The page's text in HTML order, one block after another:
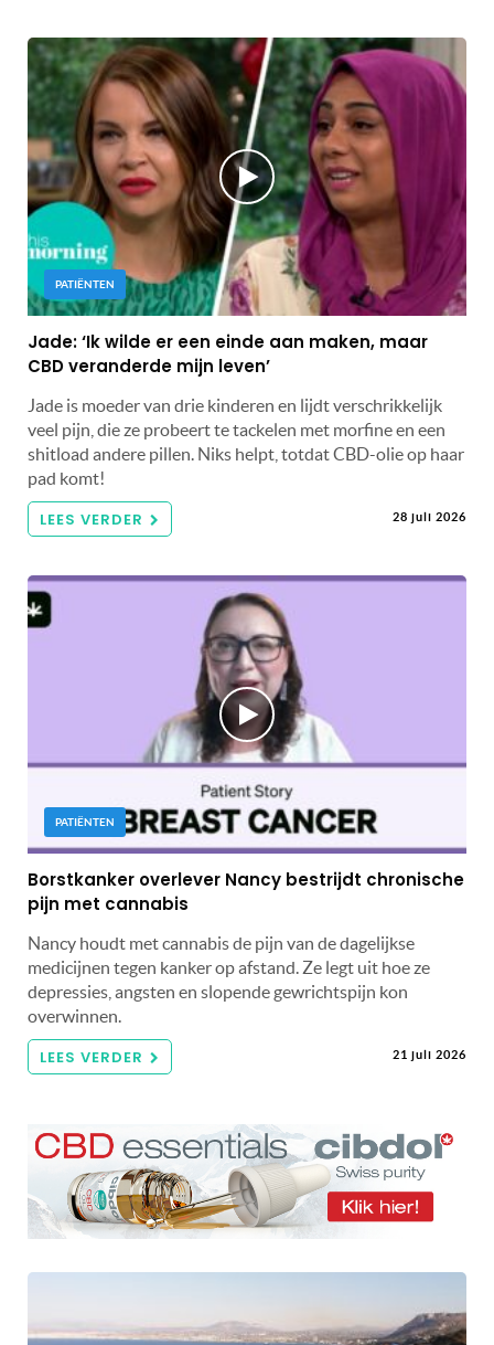
PATIËNTEN
Jade: ‘Ik wilde er een einde aan maken, maar
CBD veranderde mijn leven’
Jade is moeder van drie kinderen en lijdt verschrikkelijk
veel pijn, die ze probeert te tackelen met morfine en een
shitload andere pillen. Niks helpt, totdat CBD-olie op haar
pad komt!
LEES VERDER 28 juli 2026
PATIËNTEN
Borstkanker overlever Nancy bestrijdt chronische
pijn met cannabis
Nancy houdt met cannabis de pijn van de dagelijkse
medicijnen tegen kanker op afstand. Ze legt uit hoe ze
depressies, angsten en slopende gewrichtspijn kon
overwinnen.
LEES VERDER 21 juli 2026